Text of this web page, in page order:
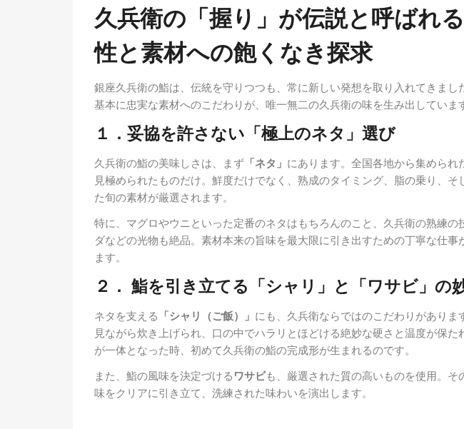
久兵衛の「握り」が伝説と呼ばれ
性と素材への飽くなき探求
銀座久兵衛の鮨は、伝統を守りつつも、常に新しい発想を取り入れてきまし
基本に忠実な素材へのこだわりが、唯一無二の久兵衛の味を生み出していま
１．妥協を許さない「極上のネタ」選び
久兵衛の鮨の美味しさは、まず 「ネタ」 にあります。全国各地から集められ
見極められたものだけ。鮮度だけでなく、熟成のタイミング、脂の乗り、そ
た旬の素材が厳選されます。
特に、マグロやウニといった定番のネタはもちろんのこと、久兵衛の熟練の
ダなどの光物も絶品。素材本来の旨味を最大限に引き出すための丁寧な仕事
ます。
２． 鮨を引き立てる「シャリ」と「ワサビ」の
ネタを支える 「シャリ（ご飯）」 にも、久兵衛ならではのこだわりがありま
見ながら炊き上げられ、口の中でハラリとほどける絶妙な硬さと温度が保た
が一体となった時、初めて久兵衛の鮨の完成形が生まれるのです。
また、鮨の風味を決定づける ワサビも、厳選された質の高いものを使用。そ
味をクリアに引き立て、洗練された味わいを演出します。